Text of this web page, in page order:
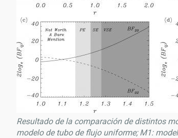
Resultado de la comparación de distintos
modelo de tubo de flujo uniforme; M1: